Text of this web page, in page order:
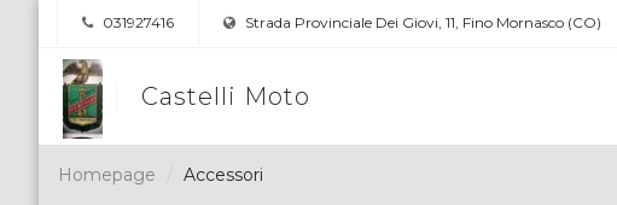
031927416 Strada Provinciale Dei Giovi, 11, Fino Mornasco (CO)
Castelli Moto
Homepage Accessori